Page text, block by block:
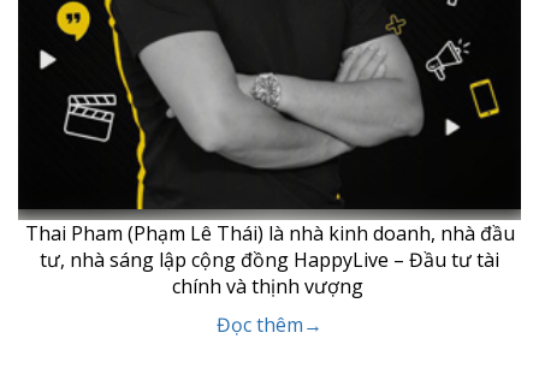
Thai Pham (Phạm Lê Thái) là nhà kinh doanh, nhà đầu
tư, nhà sáng lập cộng đồng HappyLive – Đầu tư tài
chính và thịnh vượng
Đọc thêm→